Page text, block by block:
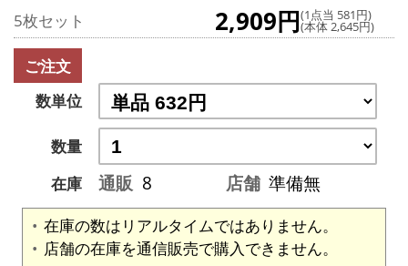
5枚セット 2,909円(1点当 581円)
(本体 2,645円)
ご注文
数単位
数量
在庫
通販 8 店舗 準備無
在庫の数はリアルタイムではありません。
店舗の在庫を通信販売で購入できません。